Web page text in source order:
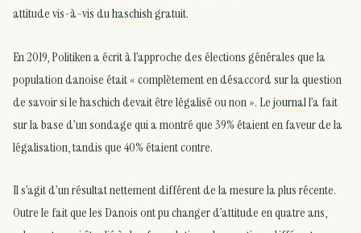
attitude vis-à-vis duhaschishgratuit.
En 2019, Politiken a écrit à l’approche des élections générales que la
population danoise était « complètement en désaccord sur la question
de savoir si le haschich devait être légalisé ou non ». Lejournall’a fait
sur la base d’un sondage qui a montré que 39% étaient en faveur de la
légalisation, tandis que 40% étaient contre.
Il s’agit d’un résultat nettement différent de la mesure la plus récente.
Outre le fait que les Danois ont pu changer d’attitude en quatre ans,